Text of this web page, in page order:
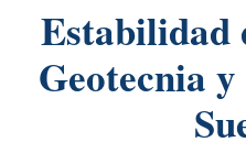
Estabilidad
Geotecnia